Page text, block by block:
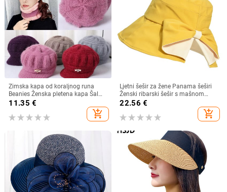
Zimska kapa od koraljnog runa
Beanies Ženska pletena kapa Šal
Održava toplinu Vunena pletena
kapa Kapa sa šiltom Dvoslojne
zaštitne kape
11.35 €
add_shopping_cart
Ljetni šešir za žene Panama šeširi
Ženski ribarski šešir s mašnom
Trend ženski šeširi s kantom
Suncobran Prozračne kape za
sunce za žene
22.56 €
add_shopping_cart